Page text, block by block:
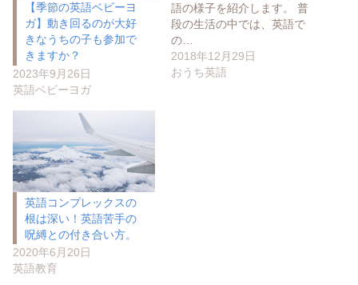
【季節の英語ベビーヨ
ガ】動き回るのが大好
きなうちの子も参加で
きますか？
2023年9月26日
英語ベビーヨガ
語の様子を紹介します。 普
段の生活の中では、英語で
の…
2018年12月29日
おうち英語
英語コンプレックスの
根は深い！英語苦手の
呪縛との付き合い方。
2020年6月20日
英語教育